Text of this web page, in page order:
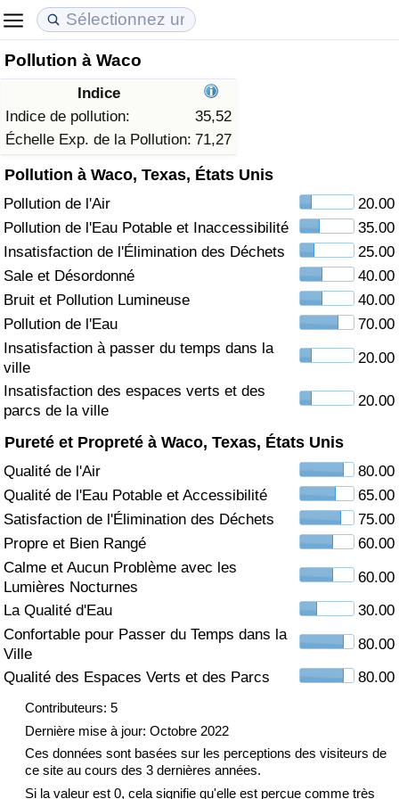
Pollution à Waco
Indice
Indice de pollution:
35,52
Échelle Exp. de la Pollution: 71,27
Pollution à Waco, Texas, États Unis
Pollution de l'Air
20.00
Pollution de l'Eau Potable et Inaccessibilité
35.00
Insatisfaction de l'Élimination des Déchets
25.00
Sale et Désordonné
40.00
Bruit et Pollution Lumineuse
40.00
Pollution de l'Eau
70.00
Insatisfaction à passer du temps dans la
ville
20.00
Insatisfaction des espaces verts et des
parcs de la ville
20.00
Pureté et Propreté à Waco, Texas, États Unis
Qualité de l'Air
80.00
Qualité de l'Eau Potable et Accessibilité
65.00
Satisfaction de l'Élimination des Déchets
75.00
Propre et Bien Rangé
60.00
Calme et Aucun Problème avec les
Lumières Nocturnes
60.00
La Qualité d'Eau
30.00
Confortable pour Passer du Temps dans la
Ville
80.00
Qualité des Espaces Verts et des Parcs
80.00
Contributeurs: 5
Dernière mise à jour: Octobre 2022
Ces données sont basées sur les perceptions des visiteurs de
ce site au cours des 3 dernières années.
Si la valeur est 0, cela signifie qu'elle est perçue comme très
Coût de la vie
Indice du Coût de la Vie (Actuel)
Indice du Coût de la Vie
Indice du coût de la vie par pays
à Akaba
Prix de l'immobilier
Indice des Prix de l'immobilier (Actuel)
Indice des Prix de l'immobilier
Indice des Prix de l'immobilier par Pays
Qualité de Vie
Indice de Qualité de Vie
Indice de Qualité de Vie (Actuel)
Indice de qualité de vie par pays
Criminalité
Indice de Criminalité (Actuel)
Indice de Criminalité
Indice de criminalité par pays
Soins de santé
Indice des soins de santé (Actuel)
Indice des soins de santé
Indice des soins de santé par Pays
Pollution
Indice de Pollution (Actuel)
Indice de pollution
Indice de Pollution par Pays
Trafic